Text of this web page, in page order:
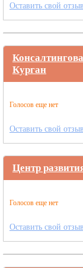
Оставить свой отзыв
Курган
Голосов еще нет
Оставить свой отзыв
Центр
Голосов еще нет
Оставить свой отзыв